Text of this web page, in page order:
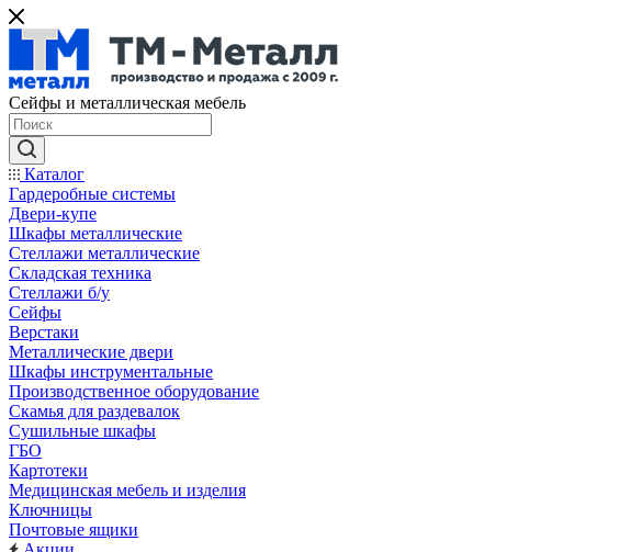
Сейфы и металлическая мебель
Каталог
Гардеробные системы
Двери-купе
Шкафы металлические
Стеллажи металлические
Складская техника
Стеллажи б/у
Сейфы
Верстаки
Металлические двери
Шкафы инструментальные
Производственное оборудование
Скамья для раздевалок
Сушильные шкафы
ГБО
Картотеки
Медицинская мебель и изделия
Ключницы
Почтовые ящики